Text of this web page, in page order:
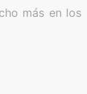
más en los